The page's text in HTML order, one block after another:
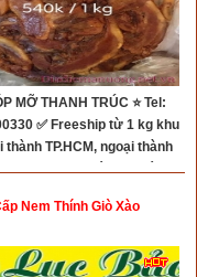
MỠ THANH TRÚC ⭐ Tel:
✅ Freeship từ 1 kg khu
TP.HCM, ngoại thành
20k 30k 40k tuỳ nơi. Bán
Nem Thính Giò Xào